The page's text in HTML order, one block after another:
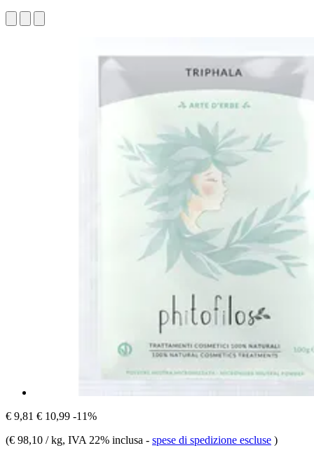
€ 9,81 € 10,99 -11%
(€ 98,10 / kg, IVA 22% inclusa - spese di spedizione escluse )